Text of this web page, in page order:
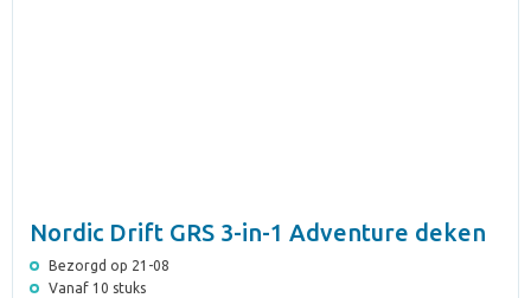
Nordic Drift GRS 3-in-1 Adventure deken
Bezorgd op 21-08
Vanaf 10 stuks